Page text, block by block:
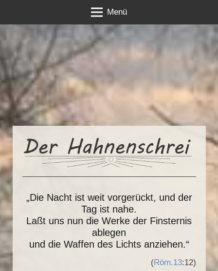
Menü
„Die Nacht ist weit vorgerückt, und der
Tag ist nahe.
Laßt uns nun die Werke der Finsternis
ablegen
und die Waffen des Lichts anziehen.“
(Röm.13:12)